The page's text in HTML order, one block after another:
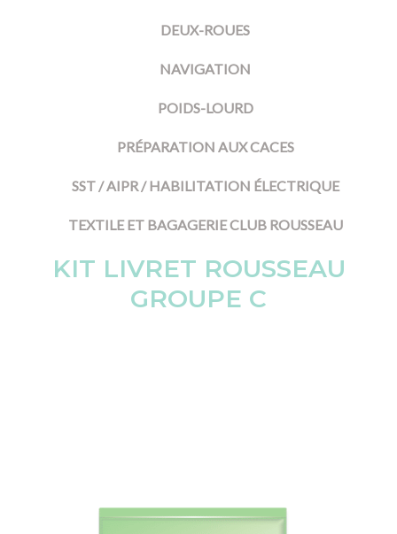
DEUX-ROUES
NAVIGATION
POIDS-LOURD
PRÉPARATION AUX CACES
SST / AIPR / HABILITATION ÉLECTRIQUE
TEXTILE ET BAGAGERIE CLUB ROUSSEAU
KIT LIVRET ROUSSEAU
GROUPE C